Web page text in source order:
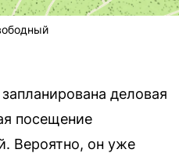
деловая
посещение
Вероятно, он уже